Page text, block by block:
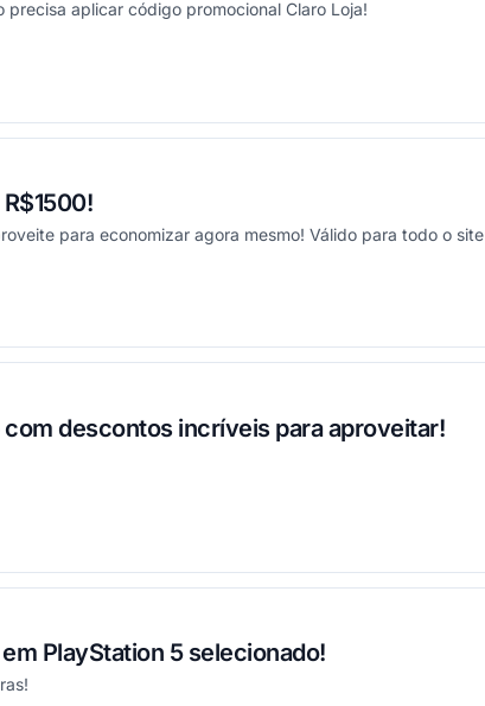
aplicar código promocional Claro Loja!
para economizar agora mesmo! Válido para todo o site
descontos incríveis para aproveitar!
PlayStation 5 selecionado!